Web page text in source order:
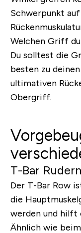
Schwerpunkt
Welchen Griff
Du solltest die
besten zu
ultimativen
Obergriff.
T-Bar Rudern
Der T-Bar Row
die
werden und hilft
Ähnlich wie